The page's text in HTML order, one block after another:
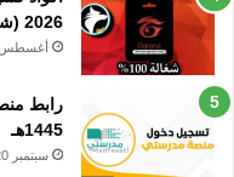
2026 (شغالة 100%)
أغسطس 8, 2024
رابط
1445هـ
سبتمبر 20, 2023